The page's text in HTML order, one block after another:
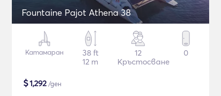
Fountaine Pajot Athena 38
Катамаран
38 ft
12 m
12
Кръстосване
0
$1,292/ден